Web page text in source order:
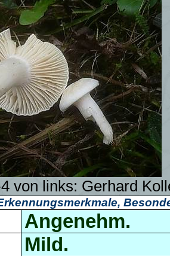
von links: Gerhard
Angenehm.
Mild.